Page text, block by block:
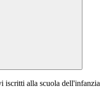
iscritti alla scuola dell'infanzia